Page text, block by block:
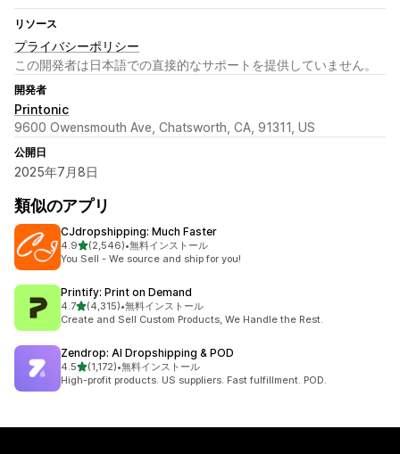
リソース
プライバシーポリシー
この開発者は日本語での直接的なサポートを提供していません。
開発者
Printonic
9600 Owensmouth Ave, Chatsworth, CA, 91311, US
公開日
2025年7月8日
類似のアプリ
CJdropshipping: Much Faster
4.95つ星中
(2,546)
合計レビュー数：2546件
•無料インストール
You Sell - We source and ship for you!
Printify: Print on Demand
4.75つ星中
(4,315)
合計レビュー数：4315件
•無料インストール
Create and Sell Custom Products, We Handle the Rest.
Zendrop: AI Dropshipping & POD
4.55つ星中
(1,172)
合計レビュー数：1172件
•無料インストール
High-profit products. US suppliers. Fast fulfillment. POD.